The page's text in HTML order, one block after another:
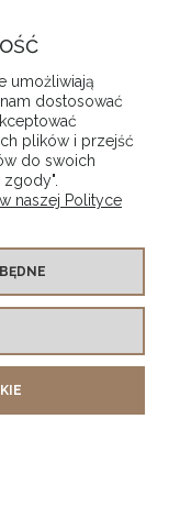
umożliwiają
dostosować
plików i przejść
do swoich
naszej Polityce